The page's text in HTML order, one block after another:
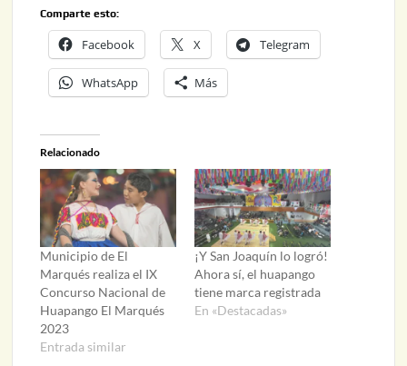
Comparte esto:
Facebook X Telegram
WhatsApp Más
Relacionado
Municipio de El
Marqués realiza el IX
Concurso Nacional de
Huapango El Marqués
2023
Entrada similar
¡Y San Joaquín lo logró!
Ahora sí, el huapango
tiene marca registrada
En «Destacadas»